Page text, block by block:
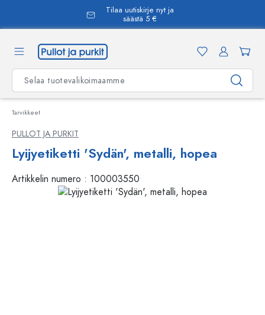
Tilaa uutiskirje nyt ja
säästä 5 €
Tarvikkeet
PULLOT JA PURKIT
Lyijyetiketti 'Sydän', metalli, hopea
Artikkelin numero : 100003550